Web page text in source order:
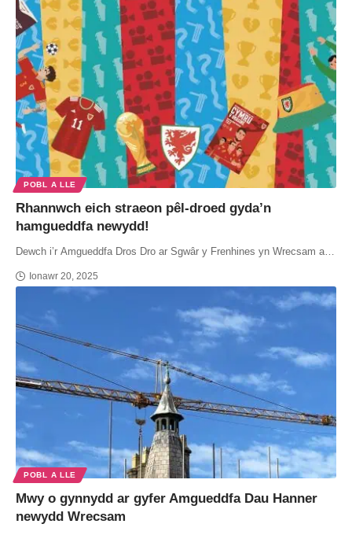
POBL A LLE
Rhannwch eich straeon pêl-droed gyda’n
hamgueddfa newydd!
Dewch i’r Amgueddfa Dros Dro ar Sgwâr y Frenhines yn Wrecsam a…
Ionawr 20, 2025
POBL A LLE
Mwy o gynnydd ar gyfer Amgueddfa Dau Hanner
newydd Wrecsam